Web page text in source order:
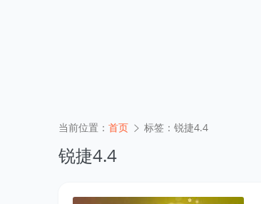
当前位置： 首页 标签：锐捷4.4
锐捷4.4